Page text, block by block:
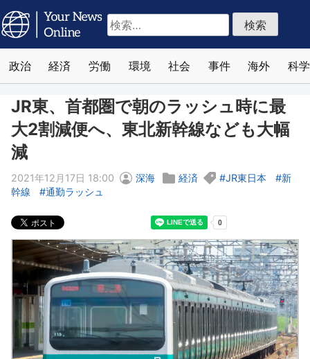
検
索:
政治 経済 労働 環境 社会 事件 海外 科学
JR東、首都圏で朝のラッシュ時に最
大2割減便へ、東北新幹線なども大幅
減
2021年12月17日 18:00 深海 経済 JR東日本
新
幹線
通勤ラッシュ